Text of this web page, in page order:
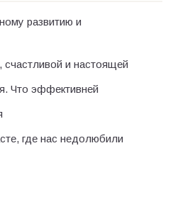
развитию и
и настоящей
Что эффективней
где нас недолюбили